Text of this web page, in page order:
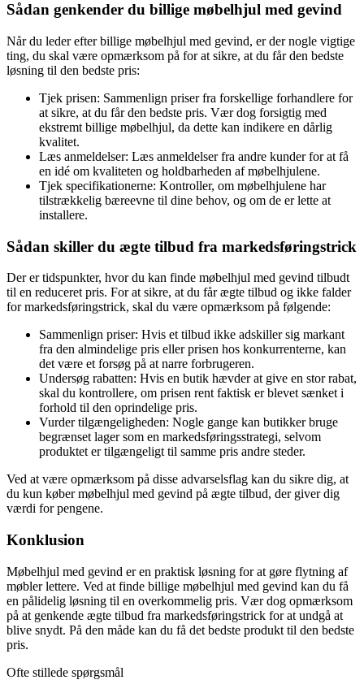
Sådan genkender du billige møbelhjul med gevind
Når du leder efter billige møbelhjul med gevind, er der nogle vigtige
ting, du skal være opmærksom på for at sikre, at du får den bedste
løsning til den bedste pris:
Tjek prisen: Sammenlign priser fra forskellige forhandlere for
at sikre, at du får den bedste pris. Vær dog forsigtig med
ekstremt billige møbelhjul, da dette kan indikere en dårlig
kvalitet.
Læs anmeldelser: Læs anmeldelser fra andre kunder for at få
en idé om kvaliteten og holdbarheden af møbelhjulene.
Tjek specifikationerne: Kontroller, om møbelhjulene har
tilstrækkelig bæreevne til dine behov, og om de er lette at
installere.
Sådan skiller du ægte tilbud fra markedsføringstrick
Der er tidspunkter, hvor du kan finde møbelhjul med gevind tilbudt
til en reduceret pris. For at sikre, at du får ægte tilbud og ikke falder
for markedsføringstrick, skal du være opmærksom på følgende:
Sammenlign priser: Hvis et tilbud ikke adskiller sig markant
fra den almindelige pris eller prisen hos konkurrenterne, kan
det være et forsøg på at narre forbrugeren.
Undersøg rabatten: Hvis en butik hævder at give en stor rabat,
skal du kontrollere, om prisen rent faktisk er blevet sænket i
forhold til den oprindelige pris.
Vurder tilgængeligheden: Nogle gange kan butikker bruge
begrænset lager som en markedsføringsstrategi, selvom
produktet er tilgængeligt til samme pris andre steder.
Ved at være opmærksom på disse advarselsflag kan du sikre dig, at
du kun køber møbelhjul med gevind på ægte tilbud, der giver dig
værdi for pengene.
Konklusion
Møbelhjul med gevind er en praktisk løsning for at gøre flytning af
møbler lettere. Ved at finde billige møbelhjul med gevind kan du få
en pålidelig løsning til en overkommelig pris. Vær dog opmærksom
på at genkende ægte tilbud fra markedsføringstrick for at undgå at
blive snydt. På den måde kan du få det bedste produkt til den bedste
pris.
Ofte stillede spørgsmål